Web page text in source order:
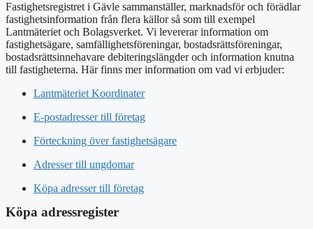
Fastighetsregistret i Gävle sammanställer, marknadsför och förädlar
fastighetsinformation från flera källor så som till exempel
Lantmäteriet och Bolagsverket. Vi levererar information om
fastighetsägare, samfällighetsföreningar, bostadsrättsföreningar,
bostadsrättsinnehavare debiteringslängder och information knutna
till fastigheterna. Här finns mer information om vad vi erbjuder:
Lantmäteriet Koordinater
E-postadresser till företag
Förteckning över fastighetsägare
Adresser till ungdomar
Köpa adresser till företag
Köpa adressregister